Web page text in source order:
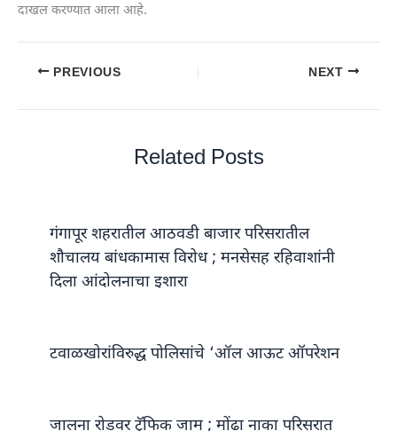
दाखल करण्यात आला आहे.
PREVIOUS NEXT
Related Posts
गंगापूर शहरातील आठवडी बाजार परिसरातील
शौचालय बांधकामास विरोध ; मनसेसह रहिवाशांनी
दिला आंदोलनाचा इशारा
टवाळखोरांविरुद्ध पोलिसांचे ‘ऑल आऊट ऑपरेशन
जालना रोडवर ट्रॅफिक जाम ; मोंढा नाका परिसरात